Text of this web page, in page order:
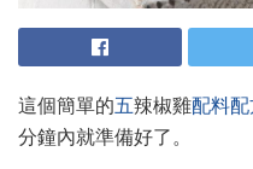
這個簡單的五辣椒雞配料
分鐘內就準備好了。